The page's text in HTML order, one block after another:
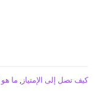
كيف تصل إلى الإمتياز
ما هو